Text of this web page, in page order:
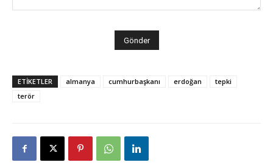
ETİKETLER almanya cumhurbaşkanı erdoğan
tepki
terör